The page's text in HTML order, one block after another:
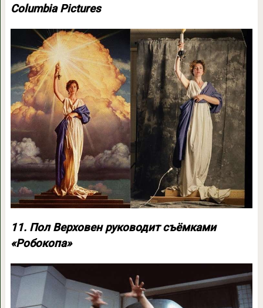
Columbia Pictures
11. Пол Верховен руководит съёмками
«Робокопа»